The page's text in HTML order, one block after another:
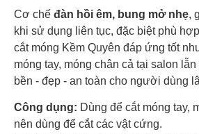
Cơ chế đàn hồi êm, bung mở nhẹ,
khi sử dụng liên tục, đặc biệt phù
cắt móng Kềm Quyên đáp ứng tốt
móng tay, móng chân cả tại salon
bền - đẹp - an toàn cho người dùng
Công dụng: Dùng để cắt móng tay,
nên dùng để cắt các vật cứng.